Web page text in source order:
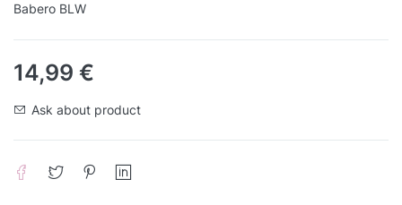
Babero BLW
14,99 €
Ask about product